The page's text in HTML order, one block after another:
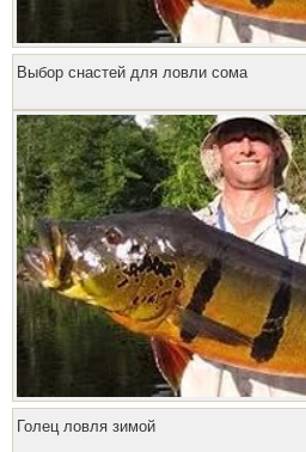
Выбор снастей для ловли сома
Голец ловля зимой